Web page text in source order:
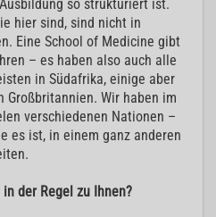
so strukturiert ist.
hier sind, sind nicht in
Eine School of Medicine gibt
– es haben also auch alle
in Südafrika, einige aber
Großbritannien. Wir haben im
verschiedenen Nationen –
es ist, in einem ganz anderen
der Regel zu Ihnen?